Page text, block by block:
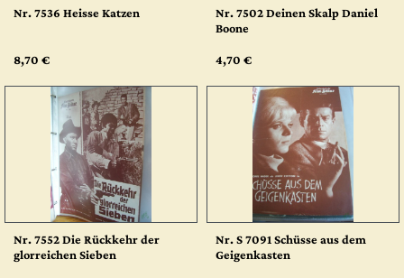
Nr. 7536 Heisse Katzen
8,70 €
Nr. 7502 Deinen Skalp Daniel
Boone
4,70 €
Nr. 7552 Die Rückkehr der
glorreichen Sieben
Nr. S 7091 Schüsse aus dem
Geigenkasten